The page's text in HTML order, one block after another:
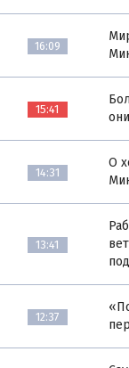
16:09
15:41
14:31
О
13:41
12:37